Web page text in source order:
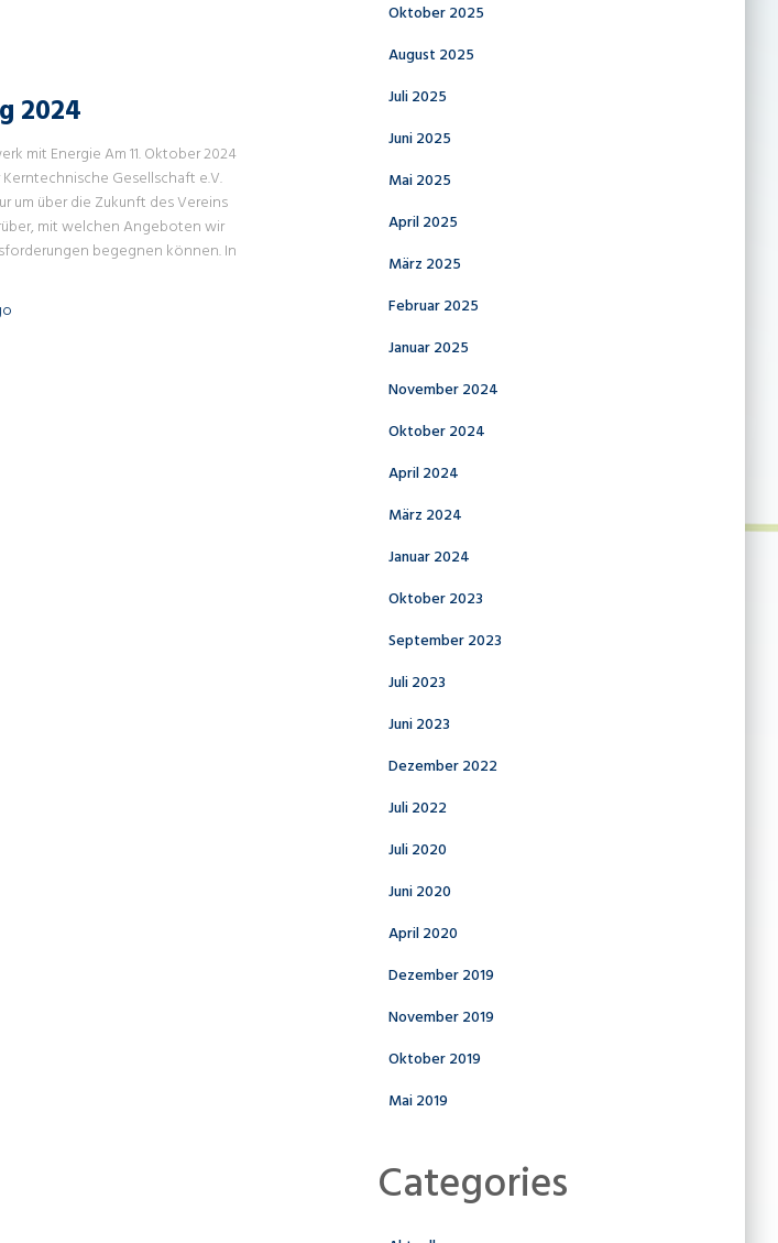
2024
mit Energie Am 11. Oktober 2024
Gesellschaft e.V.
um über die Zukunft des Vereins
mit welchen Angeboten wir
begegnen können. In
Oktober 2025
August 2025
Juli 2025
Juni 2025
Mai 2025
April 2025
März 2025
Februar 2025
Januar 2025
November 2024
Oktober 2024
April 2024
März 2024
Januar 2024
Oktober 2023
September 2023
Juli 2023
Juni 2023
Dezember 2022
Juli 2022
Juli 2020
Juni 2020
April 2020
Dezember 2019
November 2019
Oktober 2019
Mai 2019
Categories